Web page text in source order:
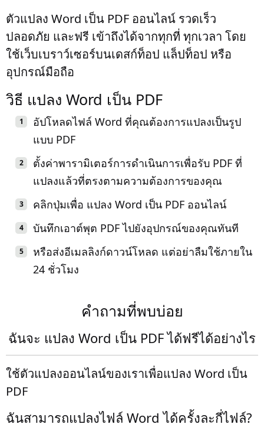
ตัวแปลง Word เป็น PDF ออนไลน์ รวดเร็ว
ปลอดภัย และฟรี เข้าถึงได้จากทุกที่ ทุกเวลา โดย
ใช้เว็บเบราว์เซอร์บนเดสก์ท็อป แล็ปท็อป หรือ
อุปกรณ์มือถือ
วิธี แปลง Word เป็น PDF
อัปโหลดไฟล์ Word ที่คุณต้องการแปลงเป็นรูป
แบบ PDF
ตั้งค่าพารามิเตอร์การดำเนินการเพื่อรับ PDF ที่
แปลงแล้วที่ตรงตามความต้องการของคุณ
คลิกปุ่มเพื่อ แปลง Word เป็น PDF ออนไลน์
บันทึกเอาต์พุต PDF ไปยังอุปกรณ์ของคุณทันที
หรือส่งอีเมลลิงก์ดาวน์โหลด แต่อย่าลืมใช้ภายใน
24 ชั่วโมง
คำถามที่พบบ่อย
ฉันจะ แปลง Word เป็น PDF ได้ฟรีได้อย่างไร
ใช้ตัวแปลงออนไลน์ของเราเพื่อแปลง Word เป็น
PDF
ฉันสามารถแปลงไฟล์ Word ได้ครั้งละกี่ไฟล์?